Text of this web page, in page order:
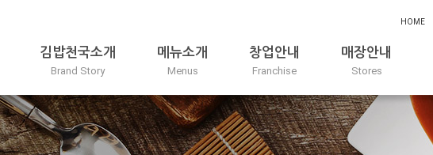
HOME
김밥천국소개
Brand Story
메뉴소개
Menus
창업안내
Franchise
매장안내
Stores